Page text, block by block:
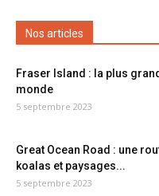
Nos articles
Fraser Island : la plus
monde
5 septembre 2023
Great Ocean Road : une
koalas et paysages...
5 septembre 2023